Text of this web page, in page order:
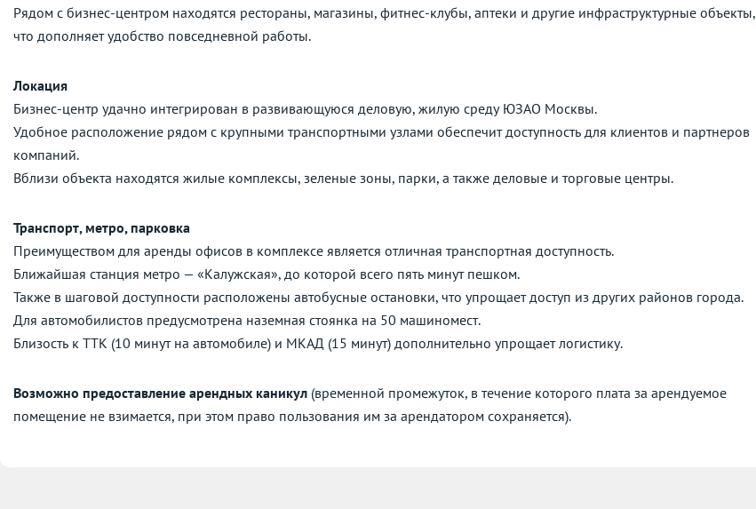
Рядом с бизнес-центром находятся рестораны, магазины, фитнес-клубы, аптеки и другие инфраструктурные объекты,
что дополняет удобство повседневной работы.
Локация
Бизнес-центр удачно интегрирован в развивающуюся деловую, жилую среду ЮЗАО Москвы.
Удобное расположение рядом с крупными транспортными узлами обеспечит доступность для клиентов и партнеров
компаний.
Вблизи объекта находятся жилые комплексы, зеленые зоны, парки, а также деловые и торговые центры.
Транспорт, метро, парковка
Преимуществом для аренды офисов в комплексе является отличная транспортная доступность.
Ближайшая станция метро — «Калужская», до которой всего пять минут пешком.
Также в шаговой доступности расположены автобусные остановки, что упрощает доступ из других районов города.
Для автомобилистов предусмотрена наземная стоянка на 50 машиномест.
Близость к ТТК (10 минут на автомобиле) и МКАД (15 минут) дополнительно упрощает логистику.
Возможно предоставление арендных каникул (временной промежуток, в течение которого плата за арендуемое
помещение не взимается, при этом право пользования им за арендатором сохраняется).